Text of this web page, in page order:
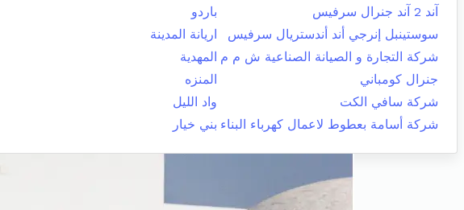
آند 2 آند جنرال سرفيس
باردو
سوستينبل إنرجي أند أندستريال سرفيس
اريانة المدينة
شركة التجارة و الصيانة الصناعية ش م م المهدية
جنرال كومباني
المنزه
شركة سافي الكت
واد الليل
شركة أسامة بعطوط لاعمال كهرباء البناء بني خيار